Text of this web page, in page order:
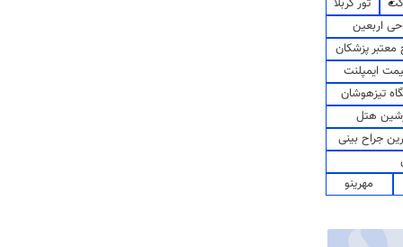
اربعین
پزشکان
ایمپلنت
تیزهوشان
هتل
جراح بینی
مهرینو